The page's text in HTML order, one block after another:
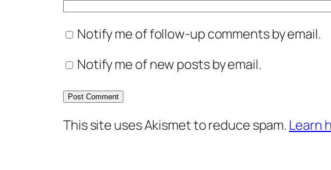
Notify me of follow-up comments by email.
Notify me of new posts by email.
This site uses Akismet to reduce spam. Learn